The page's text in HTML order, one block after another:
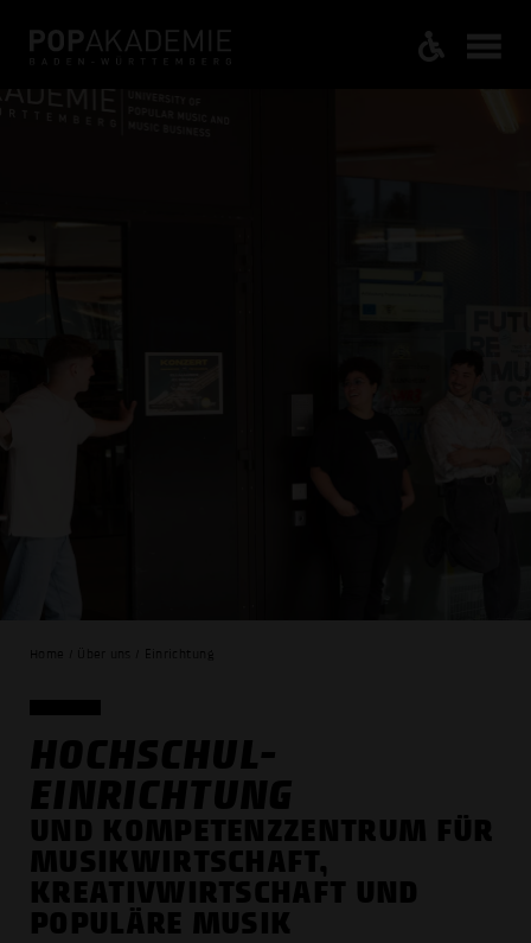
Home / Über uns / Einrichtung
HOCHSCHUL­
EINRICHTUNG
UND KOMPETENZZENTRUM FÜR
MUSIKWIRTSCHAFT,
KREATIVWIRTSCHAFT UND
POPULÄRE MUSIK